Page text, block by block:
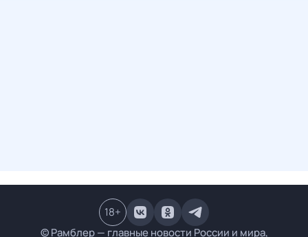
© Рамблер — главные новости России и мира,
18+